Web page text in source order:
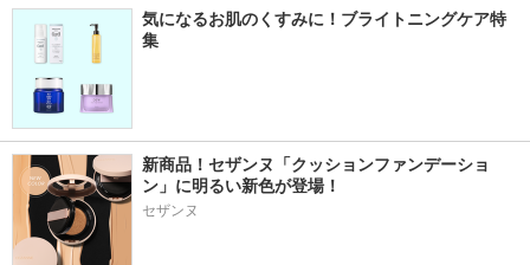
気になるお肌のくすみに！ブライトニングケア特
集
新商品！セザンヌ「クッションファンデーショ
ン」に明るい新色が登場！
セザンヌ